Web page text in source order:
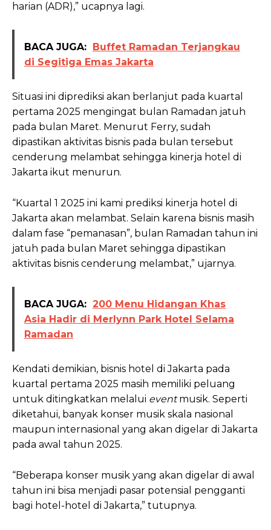
harian (ADR),” ucapnya lagi.
BACA JUGA:
Buffet Ramadan Terjangkau
di Segitiga Emas Jakarta
Situasi ini diprediksi akan berlanjut pada kuartal
pertama 2025 mengingat bulan Ramadan jatuh
pada bulan Maret. Menurut Ferry, sudah
dipastikan aktivitas bisnis pada bulan tersebut
cenderung melambat sehingga kinerja hotel di
Jakarta ikut menurun.
“Kuartal 1 2025 ini kami prediksi kinerja hotel di
Jakarta akan melambat. Selain karena bisnis masih
dalam fase “pemanasan”, bulan Ramadan tahun ini
jatuh pada bulan Maret sehingga dipastikan
aktivitas bisnis cenderung melambat,” ujarnya.
BACA JUGA: 200 Menu Hidangan Khas
Asia Hadir di Merlynn Park Hotel Selama
Ramadan
Kendati demikian, bisnis hotel di Jakarta pada
kuartal pertama 2025 masih memiliki peluang
untuk ditingkatkan melalui eventmusik. Seperti
diketahui, banyak konser musik skala nasional
maupun internasional yang akan digelar di Jakarta
pada awal tahun 2025.
“Beberapa konser musik yang akan digelar di awal
tahun ini bisa menjadi pasar potensial pengganti
bagi hotel-hotel di Jakarta,” tutupnya.